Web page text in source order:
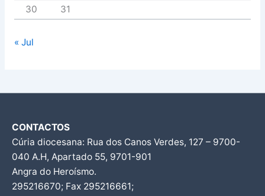
30
31
« Jul
CONTACTOS
Cúria diocesana: Rua dos Canos Verdes, 127 – 9700-
040 A.H, Apartado 55, 9701-901
Angra do Heroísmo.
295216670; Fax 295216661;